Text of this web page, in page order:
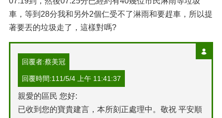
車，等到28分我和另外2個仁受不了淋雨和要趕車，所以提
著要丟的垃圾走了，這樣對嗎?
回覆者:蔡美冠
回覆時間:111/5/4 上午 11:41:37
親愛的區民 您好:
已收到您的寶貴建言，本所刻正處理中。敬祝 平安順